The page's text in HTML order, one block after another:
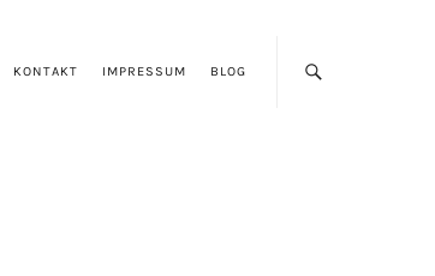
KONTAKT IMPRESSUM BLOG